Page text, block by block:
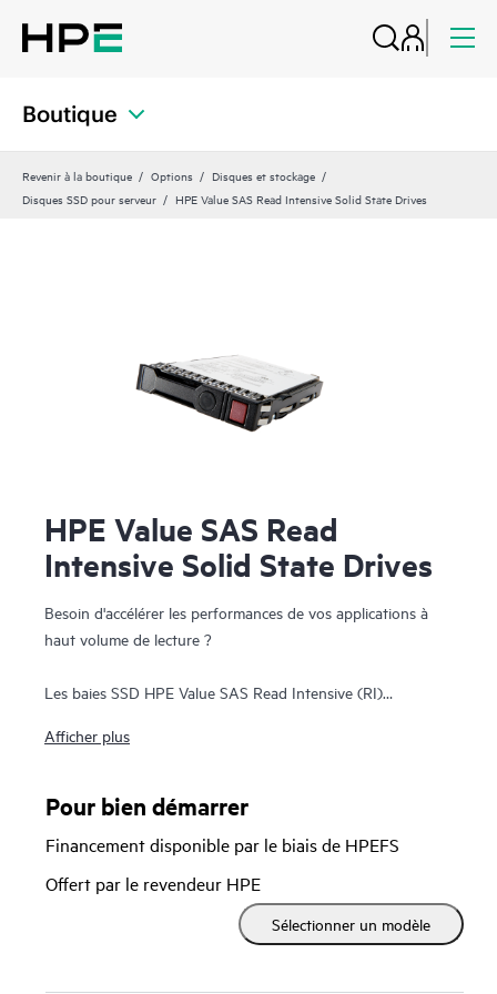
Boutique
Revenir à la boutique Options
Disques et stockage
Disques SSD pour serveur
HPE Value SAS Read Intensive Solid State Drives
HPE Value SAS Read
Intensive Solid State Drives
Besoin d'accélérer les performances de vos applications à
haut volume de lecture ?
Les baies SSD HPE Value SAS Read Intensive (RI)
données 12 Gb plus rapides et une approche de tarif
d'entreprise. Les baies SSD HPE Value SAS RI offrent des
applications nécessitant une performance élevée d'IOPS de
lecture aléatoires, et sont idéales pour la mémoire cache en
lecture, les médias sociaux et les charges de travail des
Afficher plus
Pour bien démarrer
Financement disponible par le biais de HPEFS
Offert par le revendeur HPE
Sélectionner un modèle